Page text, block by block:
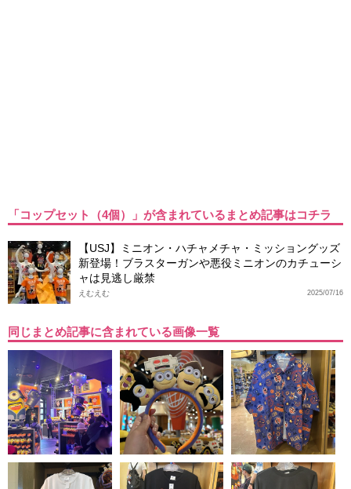
「コップセット（4個）」が含まれているまとめ記事はコチラ
【USJ】ミニオン・ハチャメチャ・ミッショングッズ
新登場！ブラスターガンや悪役ミニオンのカチューシ
ャは見逃し厳禁
2025/07/16
えむえむ
同じまとめ記事に含まれている画像一覧